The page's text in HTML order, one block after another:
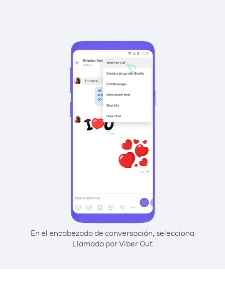
En el encabezado de conversación, selecciona
Llamada por Viber Out